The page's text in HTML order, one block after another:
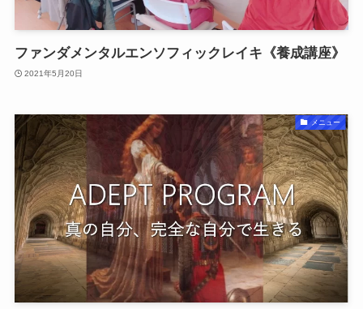
ファンダメンタルエンソフィックレイキ《養成講座》
2021年5月20日
メニュー